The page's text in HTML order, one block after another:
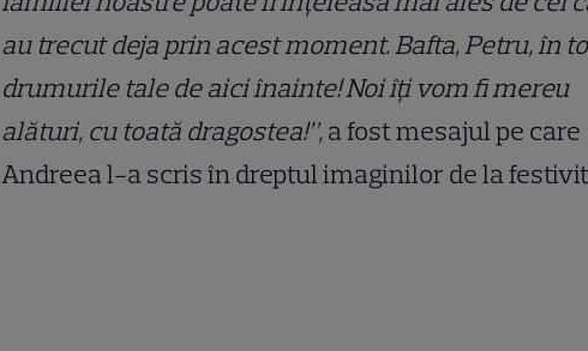
au trecut deja prin acest moment. Bafta, Petru, în
drumurile tale de aici înainte! Noi îți vom fi mereu
alături, cu toată dragostea!”,a fost mesajul pe care
Andreea l-a scris în dreptul imaginilor de la